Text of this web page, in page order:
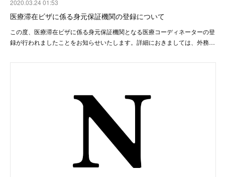
2020.03.24 01:53
医療滞在ビザに係る身元保証機関の登録について
この度、医療滞在ビザに係る身元保証機関となる医療コーディネーターの登
録が行われましたことをお知らせいたします。詳細におきましては、外務…